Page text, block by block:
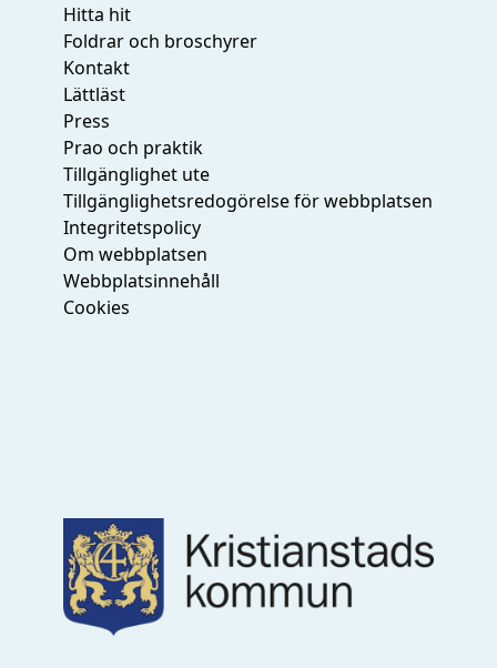
Hitta hit
Foldrar och broschyrer
Kontakt
Lättläst
Press
Prao och praktik
Tillgänglighet ute
Tillgänglighetsredogörelse för webbplatsen
Integritetspolicy
Om webbplatsen
Webbplatsinnehåll
Cookies